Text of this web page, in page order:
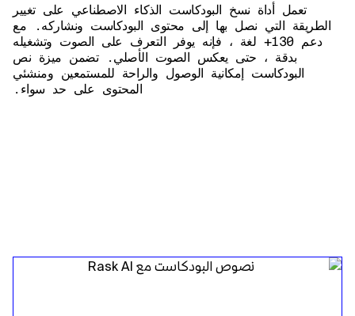
تعمل أداة نسخ البودكاست الذكاء الاصطناعي على تغيير
الطريقة التي نصل بها إلى محتوى البودكاست ونشاركه. مع
دعم 130+ لغة ، فإنه يوفر التعرف على الصوت وتشغيله
بدقة ، حتى يعكس الصوت الأصلي. تضمن ميزة نص
البودكاست إمكانية الوصول والراحة للمستمعين ومنشئي
المحتوى على حد سواء.